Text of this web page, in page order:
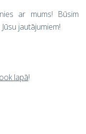
ar mums! Būsim
jautājumiem!
lapā!